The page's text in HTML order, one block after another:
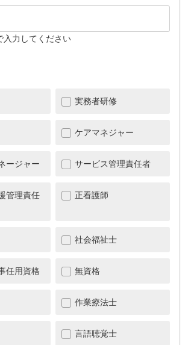
入力してください
実務者研修
ケアマネジャー
ージャー サービス管理責任者
管理責任
正看護師
社会福祉士
任用資格 無資格
作業療法士
言語聴覚士